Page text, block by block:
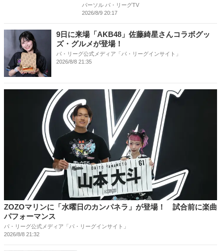
パーソル パ・リーグTV
2026/8/9 20:17
9日に来場「AKB48」佐藤綺星さんコラボグッ
ズ・グルメが登場！
パ・リーグ公式メディア「パ・リーグインサイト」
2026/8/8 21:35
ZOZOマリンに「水曜日のカンパネラ」が登場！ 試合前に楽曲
パフォーマンス
パ・リーグ公式メディア「パ・リーグインサイト」
2026/8/8 21:32